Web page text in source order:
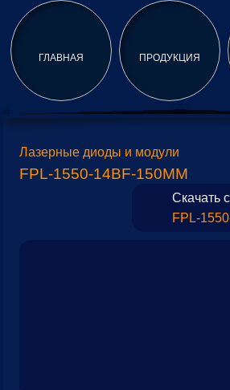
ГЛАВНАЯ ПРОДУКЦИЯ
Лазерные диоды и модули
FPL-1550-14BF-150MM
Скачать
FPL-